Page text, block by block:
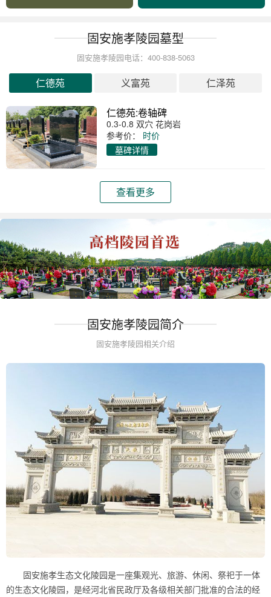
固安施孝陵园墓型
固安施孝陵园电话：400-838-5063
仁德苑 义富苑 仁泽苑
仁德苑:卷轴碑
0.3-0.8 双穴 花岗岩
参考价：
时价
墓碑详情
查看更多
固安施孝陵园简介
固安施孝陵园相关介绍
固安施孝生态文化陵园是一座集观光、旅游、休闲、祭祀于一体
的生态文化陵园，是经河北省民政厅及各级相关部门批准的合法的经